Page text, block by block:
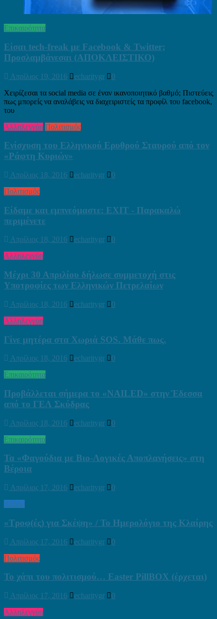
Επικαιρότητα
Είσαι tech-freak με Facebook & Twitter;
Προσλαμβάνεσαι (ΑΠΟΚΛΕΙΣΤΙΚΟ)
Απρίλιος 19, 2016 echaritygr
0
Χειρίζεσαι τα social media σε έναν ικανοποιητικό βαθμό; Πιστεύεις
πως μπορείς να αναλάβεις να διαχειριστείς τα προφίλ του facebook,
του
Αλληλεγγύη Πολιτισμός
Ενίσχυση του Ελληνικού Ερυθρού Σταυρού από τον
«Ράφτη Κυριών»
Απρίλιος 18, 2016 echaritygr
0
Πολιτισμός
Είδαμε και εμπνεόμαστε: EXIT - Παρακαλώ
περιμένετε
Απρίλιος 18, 2016 echaritygr
0
Αλληλεγγύη
Μέχρι 30 Απριλίου δήλωσε συμμετοχή στις
Υποτροφίες των Ελληνικών Πετρελαίων
Απρίλιος 18, 2016 echaritygr
0
Αλληλεγγύη
Γίνε μητέρα στα Χωριά SOS. Μάθε πως.
Απρίλιος 18, 2016 echaritygr
0
Επικαιρότητα
Προβάλλεται σήμερα τo «NAILED» στην Έδεσσα
από το ΓΕΛ Σκύδρας
Απρίλιος 18, 2016 echaritygr
0
Επικαιρότητα
Τα «Φαγούδια με Βιο-Λογικές Αποπλανήσεις» στη
Βέροια
Απρίλιος 17, 2016 echaritygr
0
Λέξεις
«Τροφ(ές) για Σκέψη» / Το Ημερολόγιο της Κλαίρης
Απρίλιος 17, 2016 echaritygr
0
Πολιτισμός
Το χάπι του πολιτισμού… Easter PillBOX (έρχεται)
Απρίλιος 17, 2016 echaritygr
0
Αλληλεγγύη